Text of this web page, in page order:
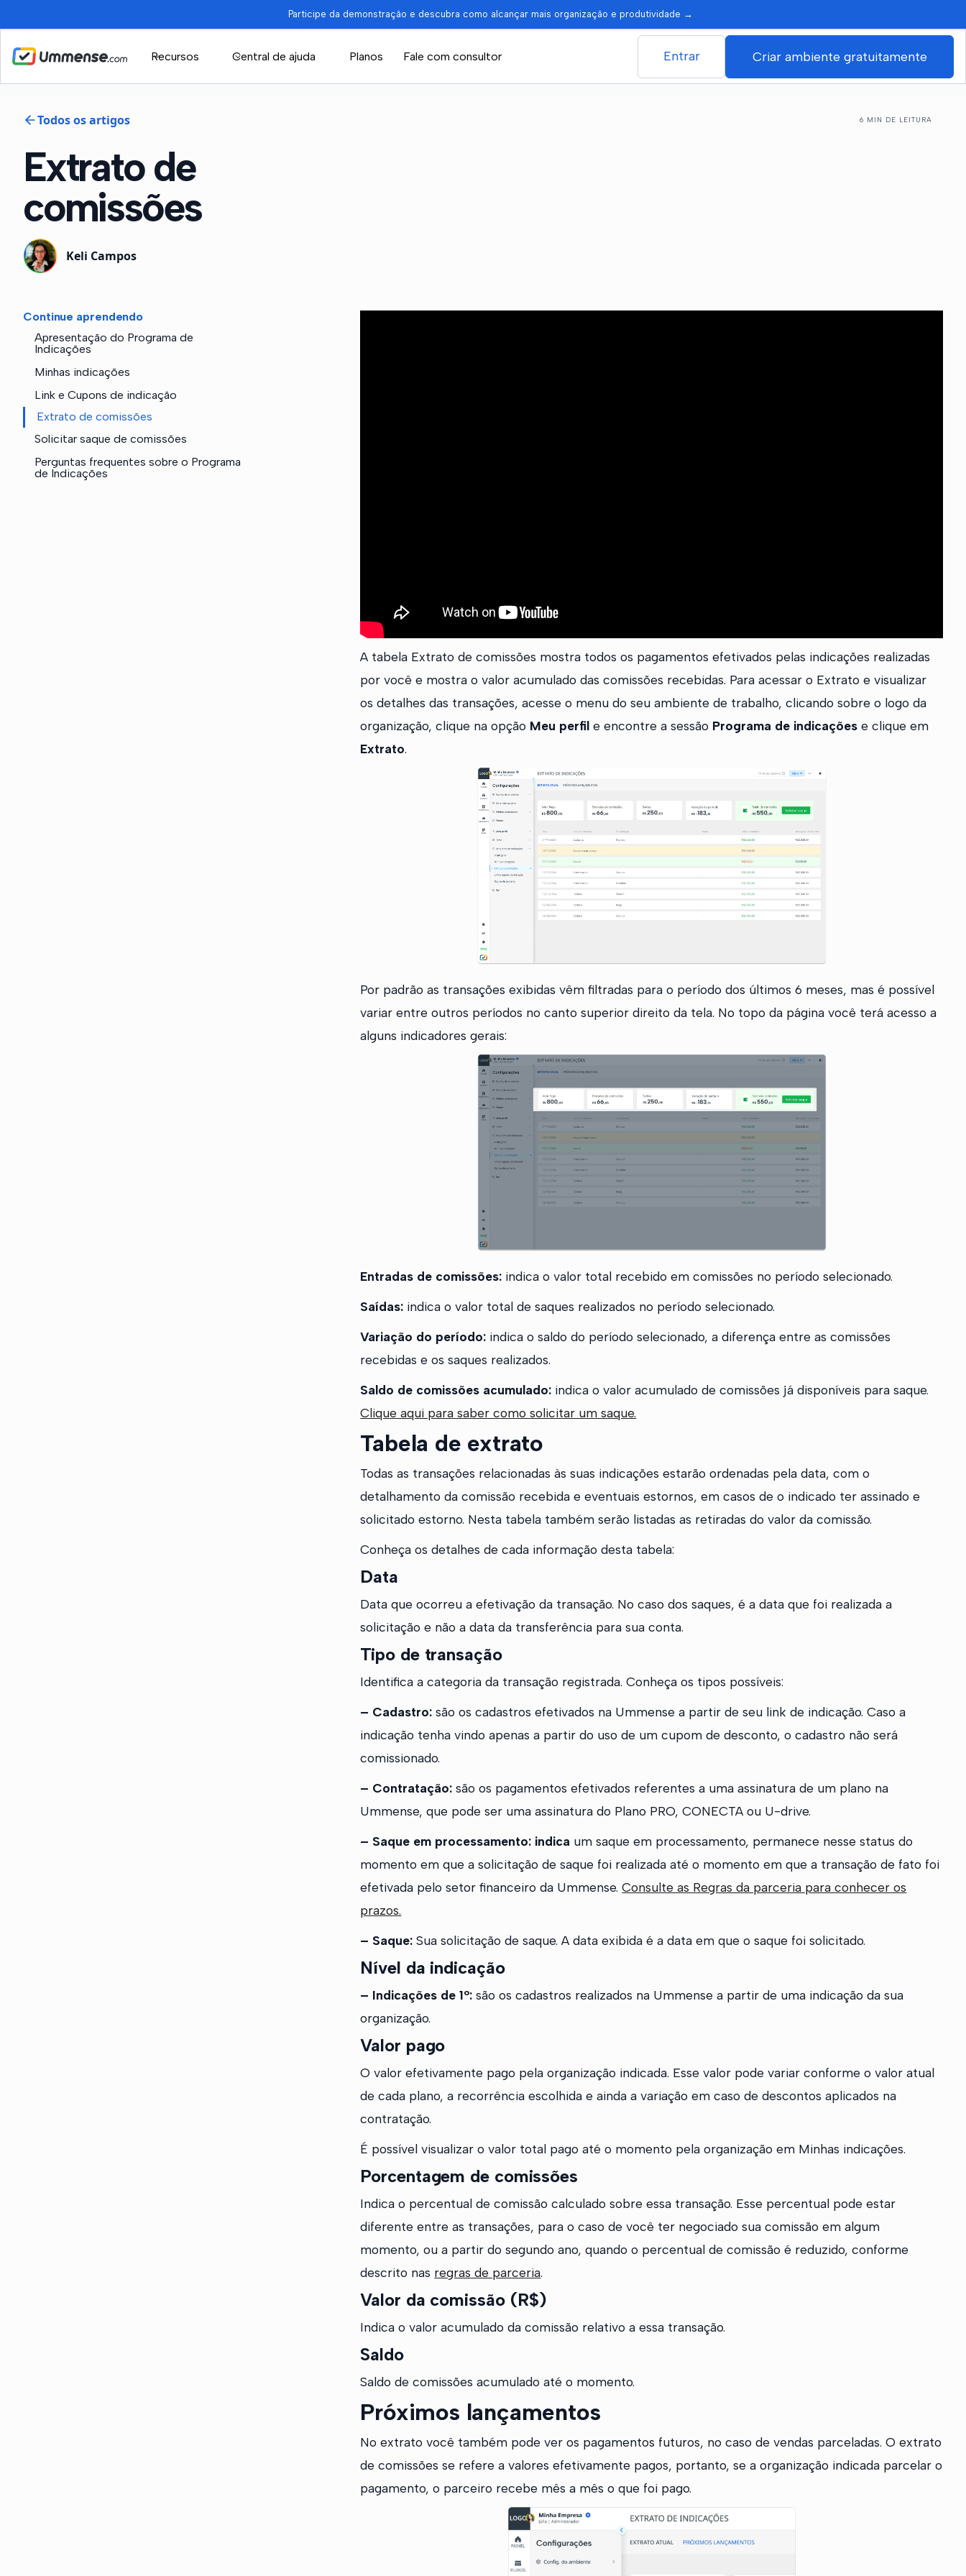
Participe da demonstração e descubra como alcançar mais organização e produtividade →
Recursos Central de ajuda Planos Fale com consultor Entrar Criar ambiente gratuitamente
Todos os artigos 6 MIN DE LEITURA
Extrato de
comissões
Keli Campos
Continue aprendendo
Apresentação do Programa de
Indicações
Minhas indicações
Link e Cupons de indicação
Extrato de comissões
Solicitar saque de comissões
Perguntas frequentes sobre o Programa
de Indicações
A tabela Extrato de comissões mostra todos os pagamentos efetivados pelas indicações realizadas
por você e mostra o valor acumulado das comissões recebidas. Para acessar o Extrato e visualizar
os detalhes das transações, acesse o menu do seu ambiente de trabalho, clicando sobre o logo da
organização, clique na opção Meu perfile encontre a sessão Programa de indicaçõese clique em
Extrato.
Por padrão as transações exibidas vêm filtradas para o período dos últimos 6 meses, mas é possível
variar entre outros períodos no canto superior direito da tela. No topo da página você terá acesso a
alguns indicadores gerais:
Entradas de comissões: indica o valor total recebido em comissões no período selecionado.
Saídas: indica o valor total de saques realizados no período selecionado.
Variação do período: indica o saldo do período selecionado, a diferença entre as comissões
recebidas e os saques realizados.
Saldo de comissões acumulado: indica o valor acumulado de comissões já disponíveis para saque.
Clique aqui para saber como solicitar um saque.
Tabela de extrato
Todas as transações relacionadas às suas indicações estarão ordenadas pela data, com o
detalhamento da comissão recebida e eventuais estornos, em casos de o indicado ter assinado e
solicitado estorno. Nesta tabela também serão listadas as retiradas do valor da comissão.
Conheça os detalhes de cada informação desta tabela:
Data
Data que ocorreu a efetivação da transação. No caso dos saques, é a data que foi realizada a
solicitação e não a data da transferência para sua conta.
Tipo de transação
Identifica a categoria da transação registrada. Conheça os tipos possíveis:
– Cadastro:são os cadastros efetivados na Ummense a partir de seu link de indicação. Caso a
indicação tenha vindo apenas a partir do uso de um cupom de desconto, o cadastro não será
comissionado.
– Contratação:são os pagamentos efetivados referentes a uma assinatura de um plano na
Ummense, que pode ser uma assinatura do Plano PRO, CONECTA ou U-drive.
– Saque em processamento: indica um saque em processamento, permanece nesse status do
momento em que a solicitação de saque foi realizada até o momento em que a transação de fato foi
efetivada pelo setor financeiro da Ummense.Consulte as Regras da parceria para conhecer os
prazos.
– Saque:Sua solicitação de saque. A data exibida é a data em que o saque foi solicitado.
Nível da indicação
– Indicações de 1º: são os cadastros realizados na Ummense a partir de uma indicação da sua
organização.
Valor pago
O valor efetivamente pago pela organização indicada. Esse valor pode variar conforme o valor atual
de cada plano, a recorrência escolhida e ainda a variação em caso de descontos aplicados na
contratação.
É possível visualizar o valor total pago até o momento pela organização em Minhas indicações.
Porcentagem de comissões
Indica o percentual de comissão calculado sobre essa transação. Esse percentual pode estar
diferente entre as transações, para o caso de você ter negociado sua comissão em algum
momento, ou a partir do segundo ano, quando o percentual de comissão é reduzido, conforme
descrito nas regras de parceria.
Valor da comissão (R$)
Indica o valor acumulado da comissão relativo a essa transação.
Saldo
Saldo de comissões acumulado até o momento.
Próximos lançamentos
No extrato você também pode ver os pagamentos futuros, no caso de vendas parceladas. O extrato
de comissões se refere a valores efetivamente pagos, portanto, se a organização indicada parcelar o
pagamento, o parceiro recebe mês a mês o que foi pago.